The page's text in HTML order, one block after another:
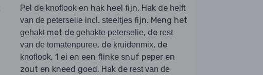
Pel de knoflook en hak heel fijn. Hak de helft
van de peterselie incl. steeltjes fijn. Meng het
gehaktmet de gehakte peterselie, de rest
van de tomatenpuree, de kruidenmix, de
knoflook, 1 ei en een flinke snuf peper en
zout en kneed goed. Hak de rest van de